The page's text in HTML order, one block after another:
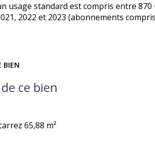
usage standard est compris entre 870
2022 et 2023 (abonnements
BIEN
ce bien
65,88 m²